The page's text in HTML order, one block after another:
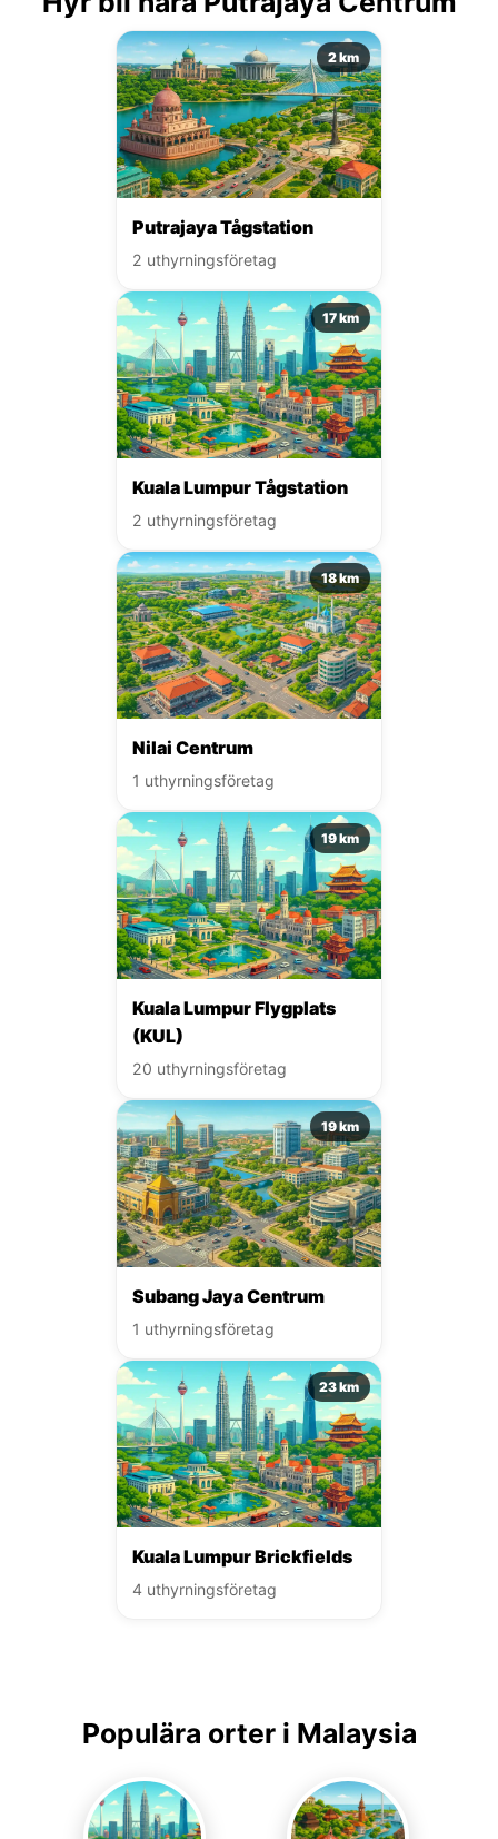
2 km
Putrajaya Tågstation
2 uthyrningsföretag
17 km
Kuala Lumpur Tågstation
2 uthyrningsföretag
18 km
Nilai Centrum
1 uthyrningsföretag
19 km
Kuala Lumpur Flygplats
(KUL)
20 uthyrningsföretag
19 km
Subang Jaya Centrum
1 uthyrningsföretag
23 km
Kuala Lumpur Brickfields
4 uthyrningsföretag
Populära orter i Malaysia